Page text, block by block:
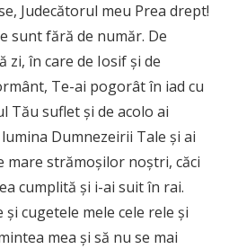
Judecătorul meu Prea drept!
sunt fără de număr. De
zi, în care de Iosif şi de
Te-ai pogorât în iad cu
Tău suflet şi de acolo ai
Dumnezeirii Tale şi ai
mare strămoşilor noştri, căci
cumplită şi i-ai suit în rai.
cugetele mele cele rele şi
mea şi să nu se mai